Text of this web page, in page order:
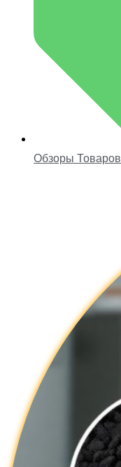
Обзоры Товаров